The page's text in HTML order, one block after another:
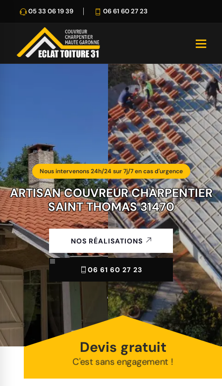
05 33 06 19 39 06 61 60 27 23
Nous intervenons 24h/24 sur 7j/7 en cas d'urgence
ARTISAN COUVREUR CHARPENTIER
SAINT THOMAS 31470
NOS RÉALISATIONS
06 61 60 27 23
Devis gratuit
C'est sans engagement !